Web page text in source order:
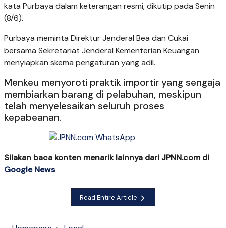
kata Purbaya dalam keterangan resmi, dikutip pada Senin
(8/6).
Purbaya meminta Direktur Jenderal Bea dan Cukai
bersama Sekretariat Jenderal Kementerian Keuangan
menyiapkan skema pengaturan yang adil.
Menkeu menyoroti praktik importir yang sengaja
membiarkan barang di pelabuhan, meskipun
telah menyelesaikan seluruh proses
kepabeanan.
Silakan baca konten menarik lainnya dari JPNN.com di
Google News
Read Entire Article